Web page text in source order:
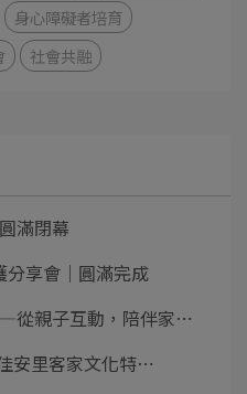
身心障礙者培育
社會共融
滿閉幕
享會｜圓滿完成
從親子互動，陪伴家⋯
安里客家文化特⋯